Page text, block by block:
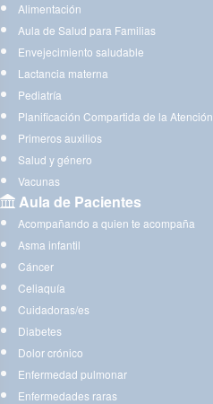
Alimentación
Aula de Salud para Familias
Envejecimiento saludable
Lactancia materna
Pediatría
Planificación Compartida de la Atención
Primeros auxilios
Salud y género
Vacunas
Aula de Pacientes
Acompañando a quien te acompaña
Asma infantil
Cáncer
Celiaquía
Cuidadoras/es
Diabetes
Dolor crónico
Enfermedad pulmonar
Enfermedades raras